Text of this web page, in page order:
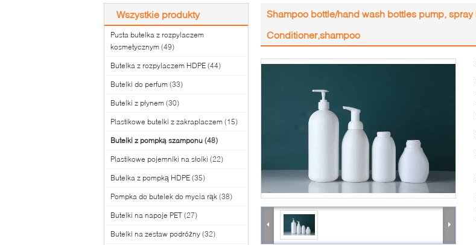
Wszystkie produkty
Pusta butelka z rozpylaczem
kosmetycznym (49)
Butelka z rozpylaczem HDPE (44)
Butelki do perfum (33)
Butelki z płynem (30)
Plastikowe butelki z zakraplaczem (15)
Butelki z pompką szamponu (48)
Plastikowe pojemniki na słoiki (22)
Butelka z pompką HDPE (35)
Pompka do butelek do mycia rąk (38)
Butelki na napoje PET (27)
Butelki na zestaw podróżny (32)
Shampoo bottle/hand wash bottles pump,
Conditioner,shampoo